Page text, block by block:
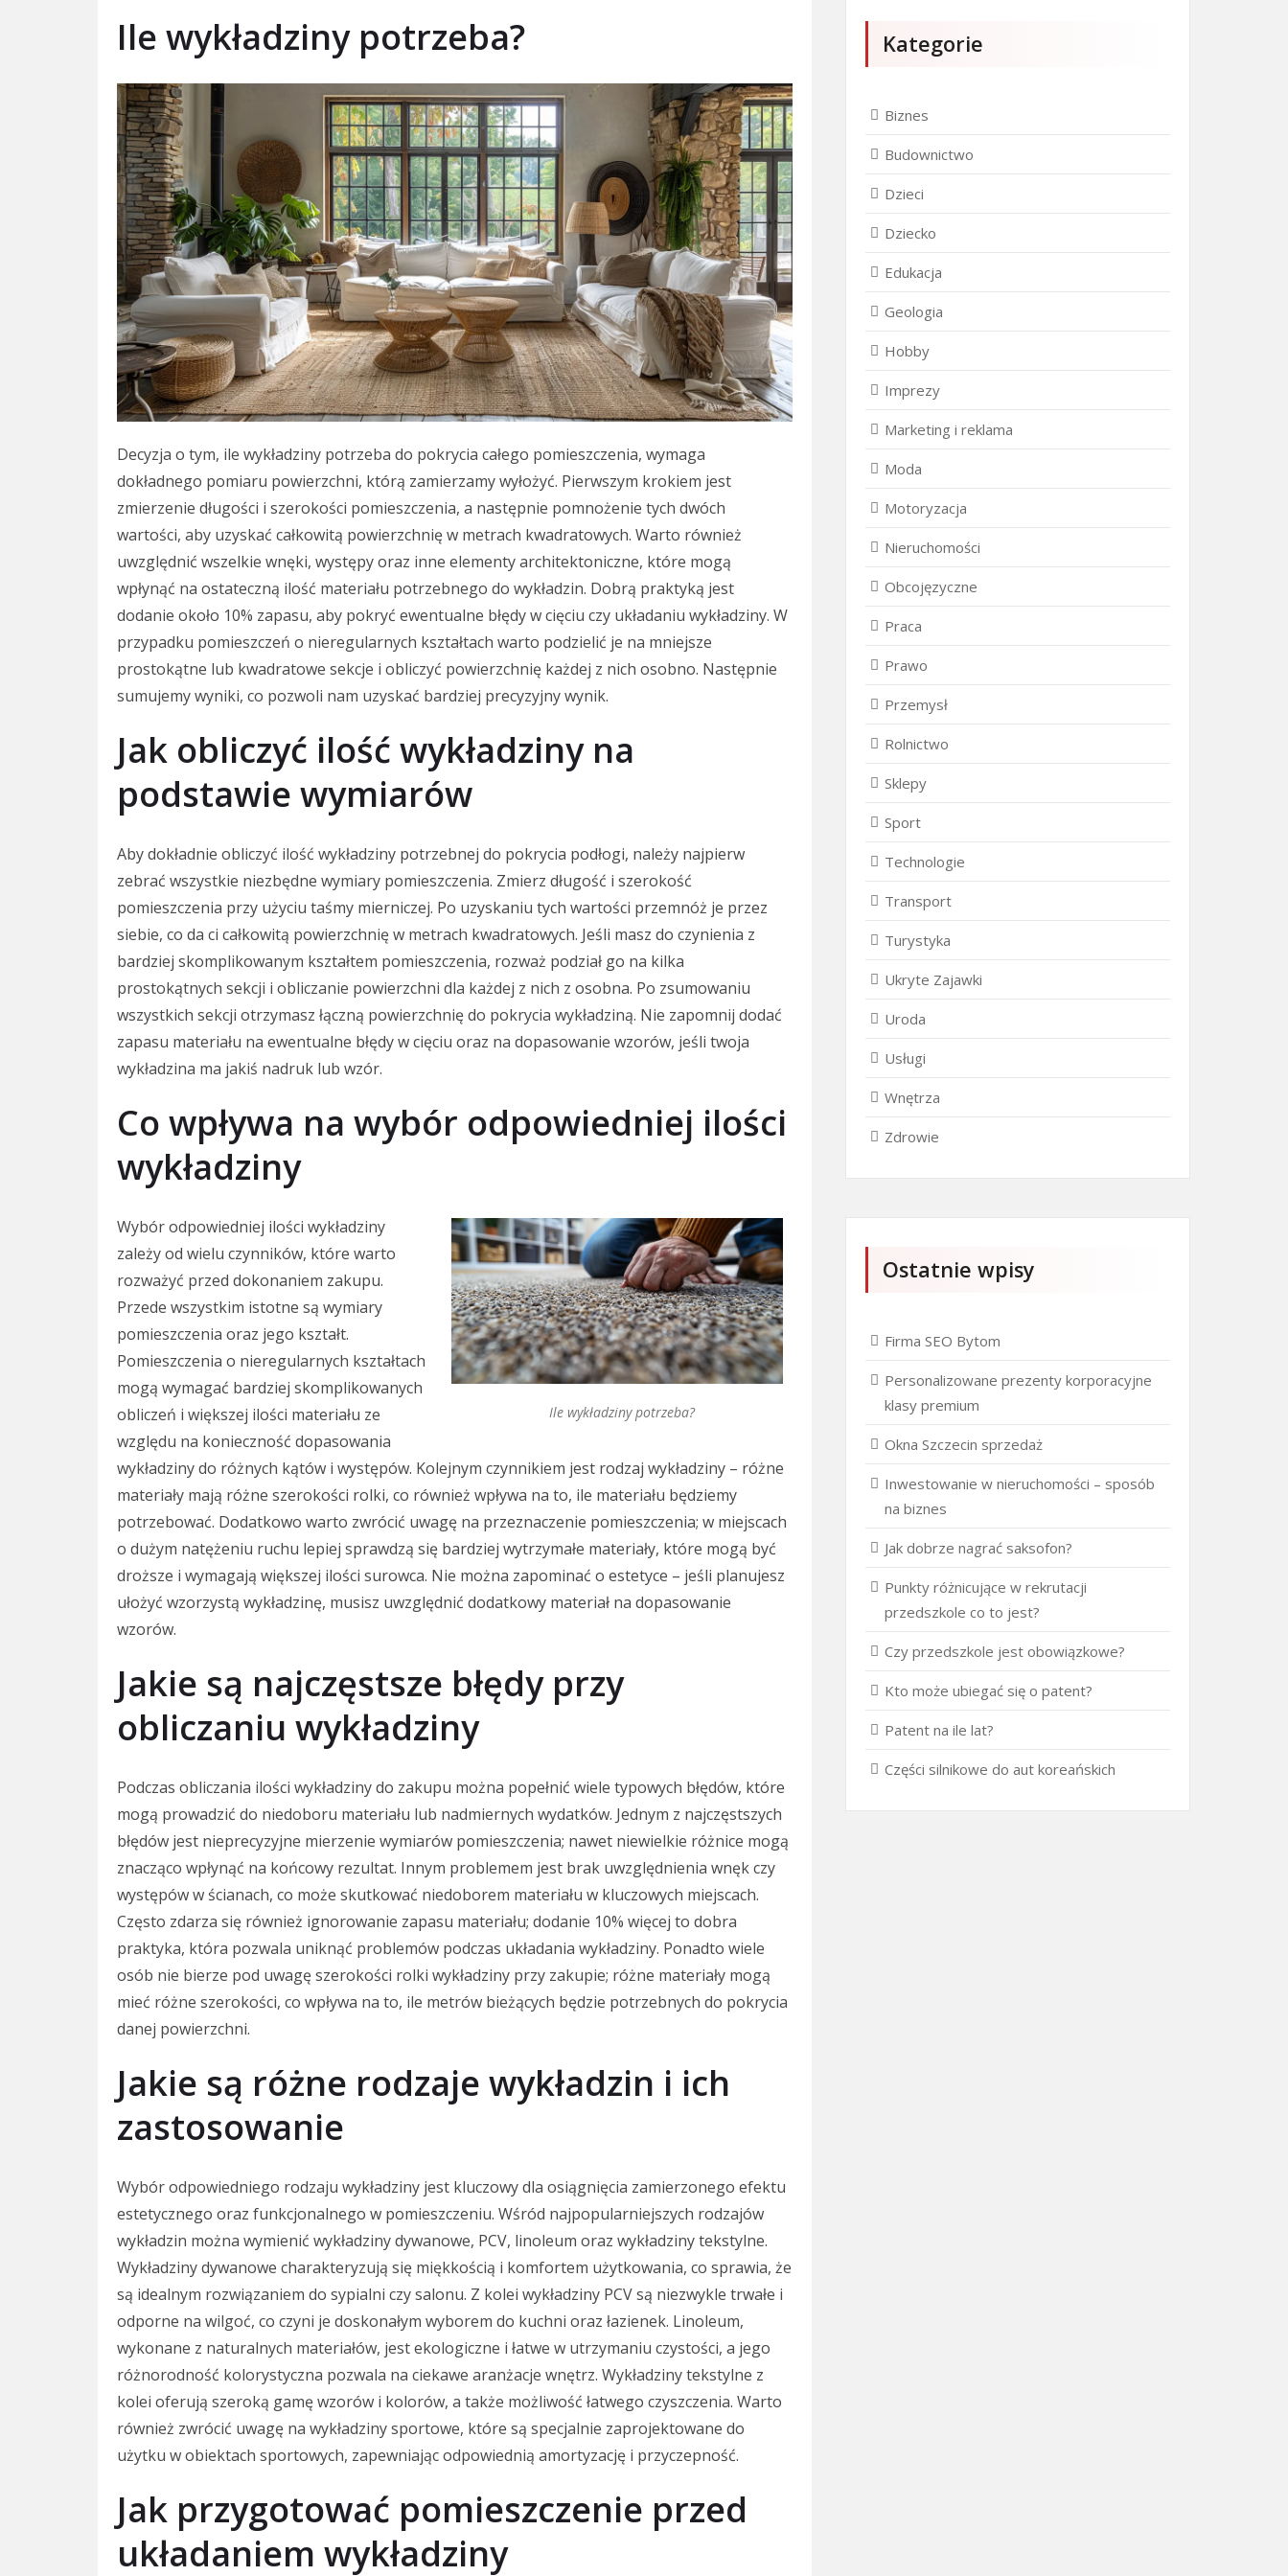
Ile wykładziny potrzeba?
Decyzja o tym, ile wykładziny potrzeba do pokrycia całego pomieszczenia, wymaga
dokładnego pomiaru powierzchni, którą zamierzamy wyłożyć. Pierwszym krokiem jest
zmierzenie długości i szerokości pomieszczenia, a następnie pomnożenie tych dwóch
wartości, aby uzyskać całkowitą powierzchnię w metrach kwadratowych. Warto również
uwzględnić wszelkie wnęki, występy oraz inne elementy architektoniczne, które mogą
wpłynąć na ostateczną ilość materiału potrzebnego do wykładzin. Dobrą praktyką jest
dodanie około 10% zapasu, aby pokryć ewentualne błędy w cięciu czy układaniu wykładziny. W
przypadku pomieszczeń o nieregularnych kształtach warto podzielić je na mniejsze
prostokątne lub kwadratowe sekcje i obliczyć powierzchnię każdej z nich osobno. Następnie
sumujemy wyniki, co pozwoli nam uzyskać bardziej precyzyjny wynik.
Jak obliczyć ilość wykładziny na
podstawie wymiarów
Aby dokładnie obliczyć ilość wykładziny potrzebnej do pokrycia podłogi, należy najpierw
zebrać wszystkie niezbędne wymiary pomieszczenia. Zmierz długość i szerokość
pomieszczenia przy użyciu taśmy mierniczej. Po uzyskaniu tych wartości przemnóż je przez
siebie, co da ci całkowitą powierzchnię w metrach kwadratowych. Jeśli masz do czynienia z
bardziej skomplikowanym kształtem pomieszczenia, rozważ podział go na kilka
prostokątnych sekcji i obliczanie powierzchni dla każdej z nich z osobna. Po zsumowaniu
wszystkich sekcji otrzymasz łączną powierzchnię do pokrycia wykładziną. Nie zapomnij dodać
zapasu materiału na ewentualne błędy w cięciu oraz na dopasowanie wzorów, jeśli twoja
wykładzina ma jakiś nadruk lub wzór.
Co wpływa na wybór odpowiedniej ilości
wykładziny
Ile wykładziny potrzeba?
Wybór odpowiedniej ilości wykładziny
zależy od wielu czynników, które warto
rozważyć przed dokonaniem zakupu.
Przede wszystkim istotne są wymiary
pomieszczenia oraz jego kształt.
Pomieszczenia o nieregularnych kształtach
mogą wymagać bardziej skomplikowanych
obliczeń i większej ilości materiału ze
względu na konieczność dopasowania
wykładziny do różnych kątów i występów. Kolejnym czynnikiem jest rodzaj wykładziny – różne
materiały mają różne szerokości rolki, co również wpływa na to, ile materiału będziemy
potrzebować. Dodatkowo warto zwrócić uwagę na przeznaczenie pomieszczenia; w miejscach
o dużym natężeniu ruchu lepiej sprawdzą się bardziej wytrzymałe materiały, które mogą być
droższe i wymagają większej ilości surowca. Nie można zapominać o estetyce – jeśli planujesz
ułożyć wzorzystą wykładzinę, musisz uwzględnić dodatkowy materiał na dopasowanie
wzorów.
Jakie są najczęstsze błędy przy
obliczaniu wykładziny
Podczas obliczania ilości wykładziny do zakupu można popełnić wiele typowych błędów, które
mogą prowadzić do niedoboru materiału lub nadmiernych wydatków. Jednym z najczęstszych
błędów jest nieprecyzyjne mierzenie wymiarów pomieszczenia; nawet niewielkie różnice mogą
znacząco wpłynąć na końcowy rezultat. Innym problemem jest brak uwzględnienia wnęk czy
występów w ścianach, co może skutkować niedoborem materiału w kluczowych miejscach.
Często zdarza się również ignorowanie zapasu materiału; dodanie 10% więcej to dobra
praktyka, która pozwala uniknąć problemów podczas układania wykładziny. Ponadto wiele
osób nie bierze pod uwagę szerokości rolki wykładziny przy zakupie; różne materiały mogą
mieć różne szerokości, co wpływa na to, ile metrów bieżących będzie potrzebnych do pokrycia
danej powierzchni.
Jakie są różne rodzaje wykładzin i ich
zastosowanie
Wybór odpowiedniego rodzaju wykładziny jest kluczowy dla osiągnięcia zamierzonego efektu
estetycznego oraz funkcjonalnego w pomieszczeniu. Wśród najpopularniejszych rodzajów
wykładzin można wymienić wykładziny dywanowe, PCV, linoleum oraz wykładziny tekstylne.
Wykładziny dywanowe charakteryzują się miękkością i komfortem użytkowania, co sprawia, że
są idealnym rozwiązaniem do sypialni czy salonu. Z kolei wykładziny PCV są niezwykle trwałe i
odporne na wilgoć, co czyni je doskonałym wyborem do kuchni oraz łazienek. Linoleum,
wykonane z naturalnych materiałów, jest ekologiczne i łatwe w utrzymaniu czystości, a jego
różnorodność kolorystyczna pozwala na ciekawe aranżacje wnętrz. Wykładziny tekstylne z
kolei oferują szeroką gamę wzorów i kolorów, a także możliwość łatwego czyszczenia. Warto
również zwrócić uwagę na wykładziny sportowe, które są specjalnie zaprojektowane do
użytku w obiektach sportowych, zapewniając odpowiednią amortyzację i przyczepność.
Jak przygotować pomieszczenie przed
układaniem wykładziny
Kategorie
Biznes
Budownictwo
Dzieci
Dziecko
Edukacja
Geologia
Hobby
Imprezy
Marketing i reklama
Moda
Motoryzacja
Nieruchomości
Obcojęzyczne
Praca
Prawo
Przemysł
Rolnictwo
Sklepy
Sport
Technologie
Transport
Turystyka
Ukryte Zajawki
Uroda
Usługi
Wnętrza
Zdrowie
Ostatnie wpisy
Firma SEO Bytom
Personalizowane prezenty korporacyjne
klasy premium
Okna Szczecin sprzedaż
Inwestowanie w nieruchomości – sposób
na biznes
Jak dobrze nagrać saksofon?
Punkty różnicujące w rekrutacji
przedszkole co to jest?
Czy przedszkole jest obowiązkowe?
Kto może ubiegać się o patent?
Patent na ile lat?
Części silnikowe do aut koreańskich